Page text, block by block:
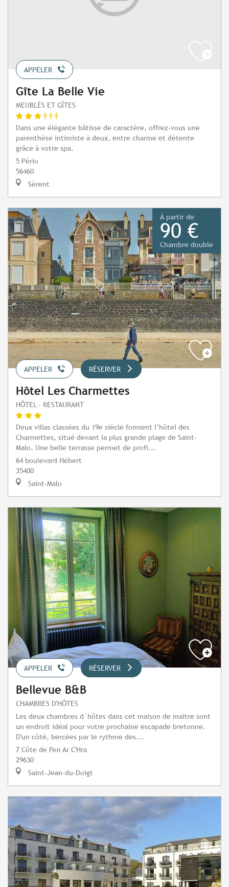
APPELER
Gîte La Belle Vie
MEUBLÉS ET GÎTES
Dans une élégante bâtisse de caractère, offrez-vous une
parenthèse intimiste à deux, entre charme et détente
grâce à votre spa.
5 Pério
56460
Sérent
À partir de
90 €
Chambre double
APPELER RÉSERVER
Hôtel Les Charmettes
HÔTEL - RESTAURANT
Deux villas classées du 19e siècle forment l’hôtel des
Charmettes, situé devant la plus grande plage de Saint-
Malo. Une belle terrasse permet de profi...
64 boulevard Hébert
35400
Saint-Malo
APPELER RÉSERVER
Bellevue B&B
CHAMBRES D'HÔTES
Les deux chambres d´hôtes dans cet maison de maitre sont
un endroit idéal pour votre prochaine escapade bretonne.
D'un côté, bercées par le rythme des...
7 Côte de Pen Ar C'Hra
29630
Saint-Jean-du-Doigt